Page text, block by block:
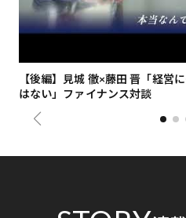
【後編】見城 徹×藤田 晋「経営
はない」ファイナンス対談